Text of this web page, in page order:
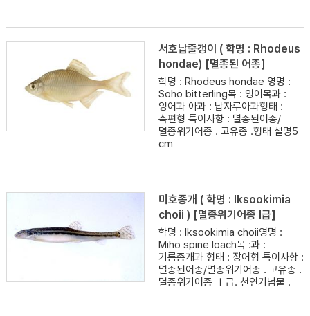
서호납줄갱이 ( 학명 : Rhodeus
hondae) [멸종된 어종]
학명 : Rhodeus hondae 영명 :
Soho bitterling목 : 잉어목과 :
잉어과 아과 : 납자루아과형태 :
측편형 특이사항 : 멸종된어종/
멸종위기어종 . 고유종 .형태 설명5
cm
미호종개 ( 학명 : lksookimia
choii ) [멸종위기어종 I급]
학명 : lksookimia choii영명 :
Miho spine loach목 :과 :
기름종개과 형태 : 장어형 특이사항 :
멸종된어종/멸종위기어종 . 고유종 .
멸종위기어종 Ⅰ급. 천연기념물 .